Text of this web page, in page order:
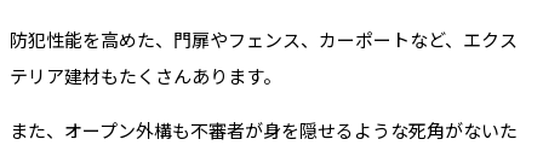
防犯性能を高めた、門扉やフェンス、カーポートなど、エクス
テリア建材もたくさんあります。
また、オープン外構も不審者が身を隠せるような死角がないた